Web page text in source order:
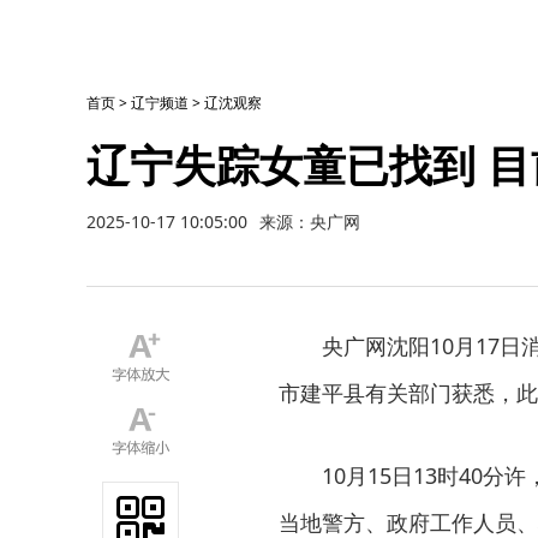
首页>辽宁频道 >辽沈观察
辽宁失踪女童已找到
2025-10-17 10:05:00 来源：央广网
央广网沈阳10月17日
市建平县有关部门获悉，
10月15日13时40分许
当地警方、政府工作人员